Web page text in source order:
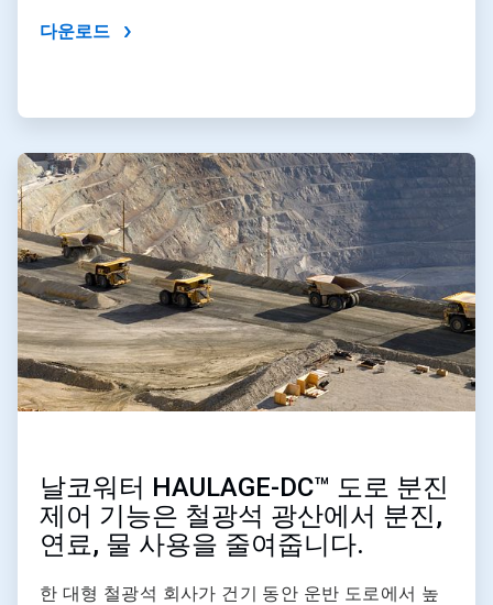
다운로드
ArticleTile
2/2
날코워터 HAULAGE-DC™ 도로 분진
제어 기능은 철광석 광산에서 분진,
연료, 물 사용을 줄여줍니다.
한 대형 철광석 회사가 건기 동안 운반 도로에서 높